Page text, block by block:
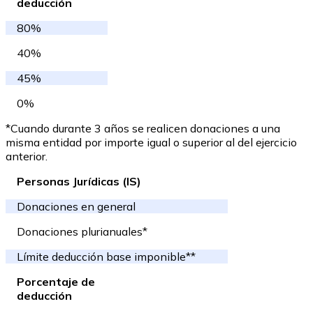
deducción
80%
40%
45%
0%
*Cuando durante 3 años se realicen donaciones a una
misma entidad por importe igual o superior al del ejercicio
anterior.
Personas Jurídicas (IS)
Donaciones en general
Donaciones plurianuales*
Límite deducción base imponible**
Porcentaje de
deducción